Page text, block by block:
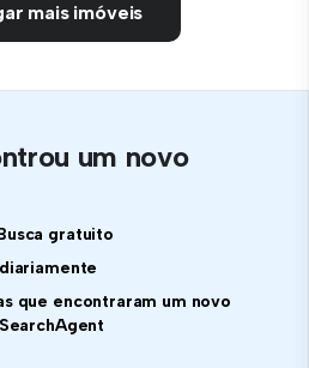
mais imóveis
um novo
gratuito
que encontraram um novo